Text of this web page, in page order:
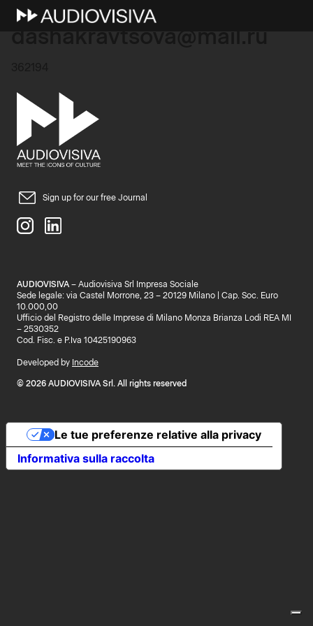
12 Ottobre 2025
Sign up for our free Journal
AUDIOVISIVA – Audiovisiva Srl Impresa Sociale
Sede legale: via Castel Morrone, 23 – 20129 Milano | Cap. Soc. Euro
10.000,00
Ufficio del Registro delle Imprese di Milano Monza Brianza Lodi REA MI
– 2530352
Cod. Fisc. e P.Iva 10425190963
Developed by Incode
© 2026 AUDIOVISIVA Srl. All rights reserved
Informativa sulla raccolta
Le tue preferenze relative alla privacy